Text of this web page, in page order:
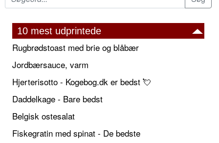
10 mest udprintede
Rugbrødstoast med brie og blåbær
Jordbærsauce, varm
Hjerterisotto - Kogebog.dk er bedst 💘
Daddelkage - Bare bedst
Belgisk ostesalat
Fiskegratin med spinat - De bedste